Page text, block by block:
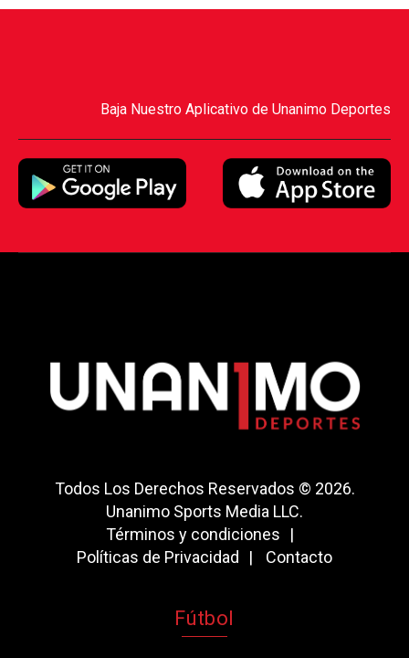
Baja Nuestro Aplicativo de Unanimo Deportes
Todos Los Derechos Reservados © 2026.
Unanimo Sports Media LLC.
Términos y condiciones
Políticas de Privacidad
Contacto
Fútbol